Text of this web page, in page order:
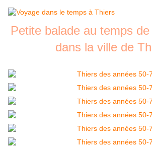
Petite balade au temps
dans la ville de